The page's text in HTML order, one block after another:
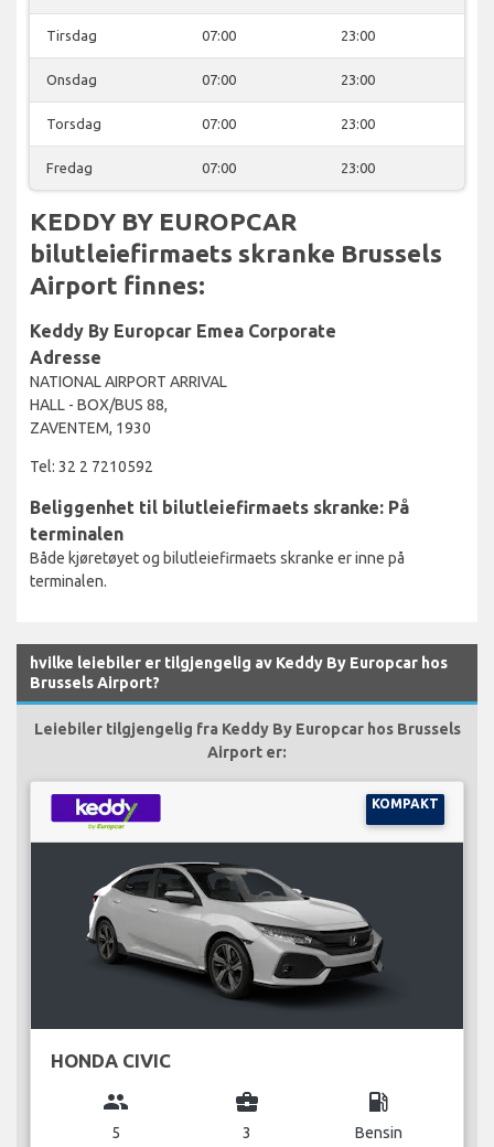
Tirsdag 07:00 23:00
Onsdag 07:00 23:00
Torsdag 07:00 23:00
Fredag 07:00 23:00
KEDDY BY EUROPCAR
bilutleiefirmaets skranke Brussels
Airport finnes:
Keddy By Europcar Emea Corporate
Adresse
NATIONAL AIRPORT ARRIVAL
HALL - BOX/BUS 88,
ZAVENTEM, 1930
Tel: 32 2 7210592
Beliggenhet til bilutleiefirmaets skranke: På
terminalen
Både kjøretøyet og bilutleiefirmaets skranke er inne på
terminalen.
hvilke leiebiler er tilgjengelig av Keddy By Europcar hos
Brussels Airport?
Leiebiler tilgjengelig fra Keddy By Europcar hos Brussels
Airport er:
KOMPAKT
HONDA CIVIC
group
5
business_center
3
local_gas_station
Bensin